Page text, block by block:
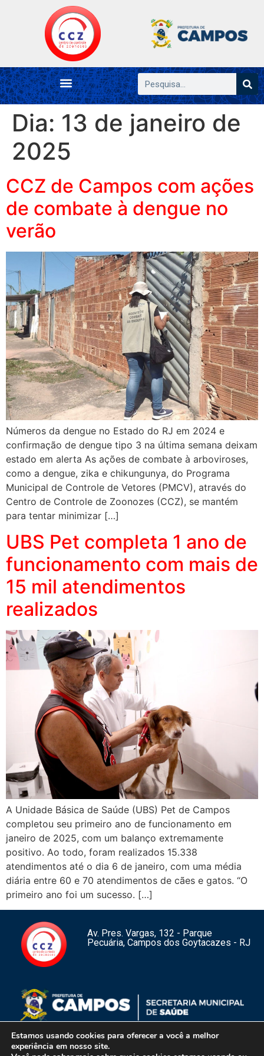
Dia: 13 de janeiro de
2025
CCZ de Campos com ações
de combate à dengue no
verão
Números da dengue no Estado do RJ em 2024 e
confirmação de dengue tipo 3 na última semana deixam
estado em alerta As ações de combate à arboviroses,
como a dengue, zika e chikungunya, do Programa
Municipal de Controle de Vetores (PMCV), através do
Centro de Controle de Zoonozes (CCZ), se mantém
para tentar minimizar […]
UBS Pet completa 1 ano de
funcionamento com mais de
15 mil atendimentos
realizados
A Unidade Básica de Saúde (UBS) Pet de Campos
completou seu primeiro ano de funcionamento em
janeiro de 2025, com um balanço extremamente
positivo. Ao todo, foram realizados 15.338
atendimentos até o dia 6 de janeiro, com uma média
diária entre 60 e 70 atendimentos de cães e gatos. “O
primeiro ano foi um sucesso. […]
Av. Pres. Vargas, 132 - Parque
Pecuária, Campos dos Goytacazes - RJ
Estamos usando cookies para oferecer a você a melhor
experiência em nosso site.